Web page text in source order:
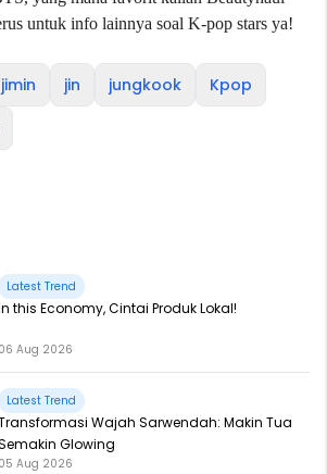
untuk info lainnya soal K-pop stars ya!
jimin jin jungkook
Kpop
Latest Trend
this Economy, Cintai Produk Lokal!
06 Aug 2026
Latest Trend
Wajah Sarwendah: Makin Tua
Glowing
05 Aug 2026